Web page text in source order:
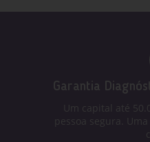
Garantia
Um capital até
pessoa segura.